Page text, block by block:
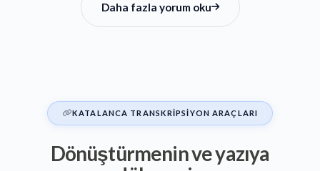
Daha fazla yorum oku
KATALANCA TRANSKRIPSIYON ARAÇLARI
Dönüştürmenin ve yazıya